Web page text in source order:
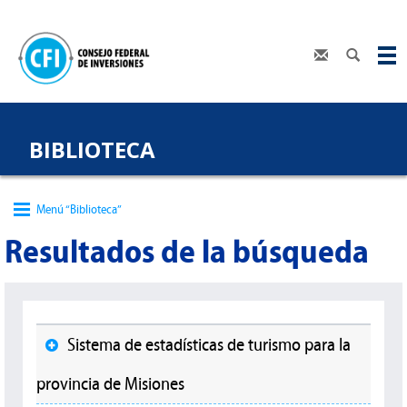
BIBLIOTECA
Menú “Biblioteca”
Resultados de la búsqueda
Sistema de estadísticas de turismo para la
provincia de Misiones